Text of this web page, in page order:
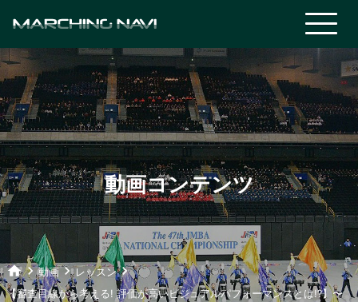
動画コンテンツ
homekeyboard_arrow_right動画keyboard_arrow_rightレッスンkeyboard_arrow_right
【審査目線から考える! 評価が高いビジュアルパフォーマンスとは!?】〜